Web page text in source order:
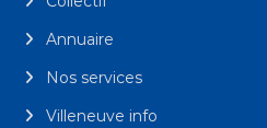
Annuaire
Nos services
Villeneuve info